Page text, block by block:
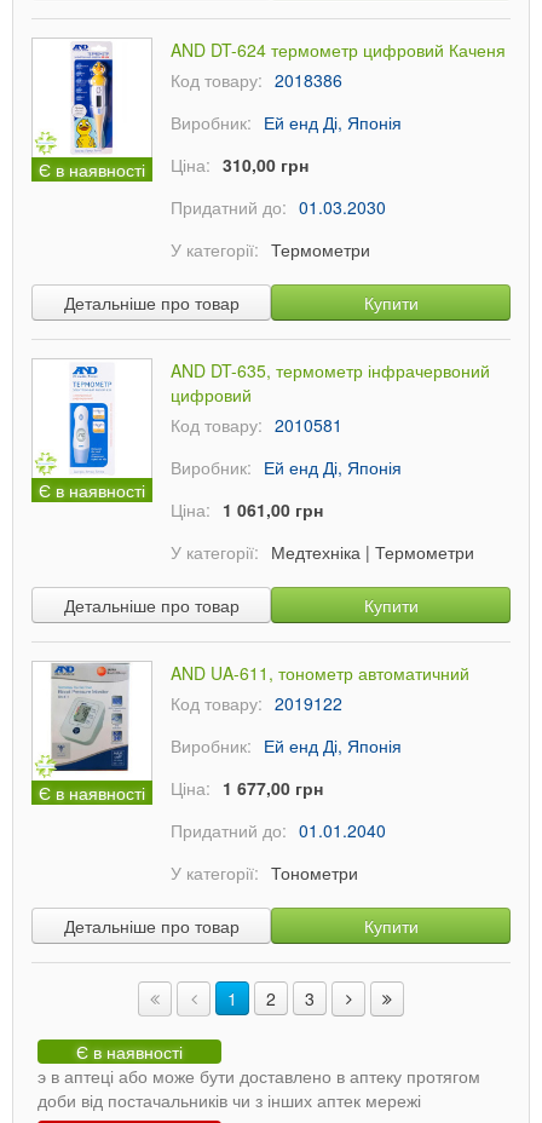
Є в наявності
AND DT-624 термометр цифровий Каченя
Код товару: 2018386
Виробник: Ей енд Ді, Японія
Ціна: 310,00 грн
Придатний до: 01.03.2030
У категорії: Термометри
Детальніше про товар Купити
Є в наявності
AND DT-635, термометр інфрачервоний
цифровий
Код товару: 2010581
Виробник: Ей енд Ді, Японія
Ціна: 1 061,00 грн
У категорії: Медтехніка | Термометри
Детальніше про товар Купити
Є в наявності
AND UA-611, тонометр автоматичний
Код товару: 2019122
Виробник: Ей енд Ді, Японія
Ціна: 1 677,00 грн
Придатний до: 01.01.2040
У категорії: Тонометри
Детальніше про товар Купити
1 2 3
Є в наявності
э в аптеці або може бути доставлено в аптеку протягом
доби від постачальників чи з інших аптек мережі